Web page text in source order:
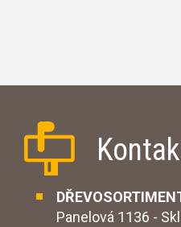
Panelová 1136 -